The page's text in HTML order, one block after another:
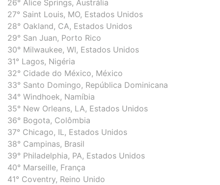
26° Alice Springs, Austrália
27° Saint Louis, MO, Estados Unidos
28° Oakland, CA, Estados Unidos
29° San Juan, Porto Rico
30° Milwaukee, WI, Estados Unidos
31° Lagos, Nigéria
32° Cidade do México, México
33° Santo Domingo, República Dominicana
34° Windhoek, Namíbia
35° New Orleans, LA, Estados Unidos
36° Bogota, Colômbia
37° Chicago, IL, Estados Unidos
38° Campinas, Brasil
39° Philadelphia, PA, Estados Unidos
40° Marseille, França
41° Coventry, Reino Unido